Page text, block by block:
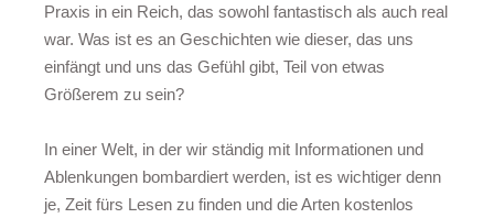
Praxis in ein Reich, das sowohl fantastisch als auch real
war. Was ist es an Geschichten wie dieser, das uns
einfängt und uns das Gefühl gibt, Teil von etwas
Größerem zu sein?
In einer Welt, in der wir ständig mit Informationen und
Ablenkungen bombardiert werden, ist es wichtiger denn
je, Zeit fürs Lesen zu finden und die Arten kostenlos